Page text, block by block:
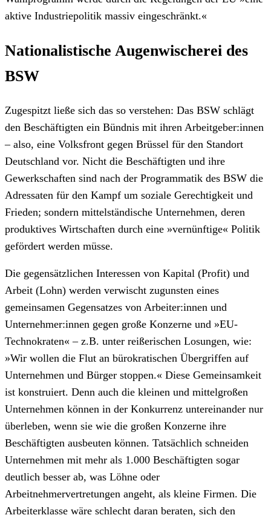
aktive Industriepolitik massiv eingeschränkt.«
Nationalistische Augenwischerei des
BSW
Zugespitzt ließe sich das so verstehen: Das BSW schlägt
den Beschäftigten ein Bündnis mit ihren Arbeitgeber:innen
– also, eine Volksfront gegen Brüssel für den Standort
Deutschland vor. Nicht die Beschäftigten und ihre
Gewerkschaften sind nach der Programmatik des BSW die
Adressaten für den Kampf um soziale Gerechtigkeit und
Frieden; sondern mittelständische Unternehmen, deren
produktives Wirtschaften durch eine »vernünftige« Politik
gefördert werden müsse.
Die gegensätzlichen Interessen von Kapital (Profit) und
Arbeit (Lohn) werden verwischt zugunsten eines
gemeinsamen Gegensatzes von Arbeiter:innen und
Unternehmer:innen gegen große Konzerne und »EU-
Technokraten« – z.B. unter reißerischen Losungen, wie:
»Wir wollen die Flut an bürokratischen Übergriffen auf
Unternehmen und Bürger stoppen.« Diese Gemeinsamkeit
ist konstruiert. Denn auch die kleinen und mittelgroßen
Unternehmen können in der Konkurrenz untereinander nur
überleben, wenn sie wie die großen Konzerne ihre
Beschäftigten ausbeuten können. Tatsächlich schneiden
Unternehmen mit mehr als 1.000 Beschäftigten sogar
deutlich besser ab, was Löhne oder
Arbeitnehmervertretungen angeht, als kleine Firmen. Die
Arbeiterklasse wäre schlecht daran beraten, sich den